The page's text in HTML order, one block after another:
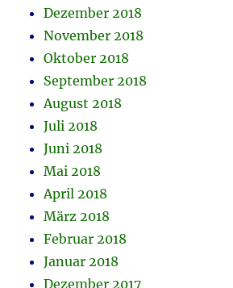
Dezember 2018
November 2018
Oktober 2018
September 2018
August 2018
Juli 2018
Juni 2018
Mai 2018
April 2018
März 2018
Februar 2018
Januar 2018
Dezember 2017